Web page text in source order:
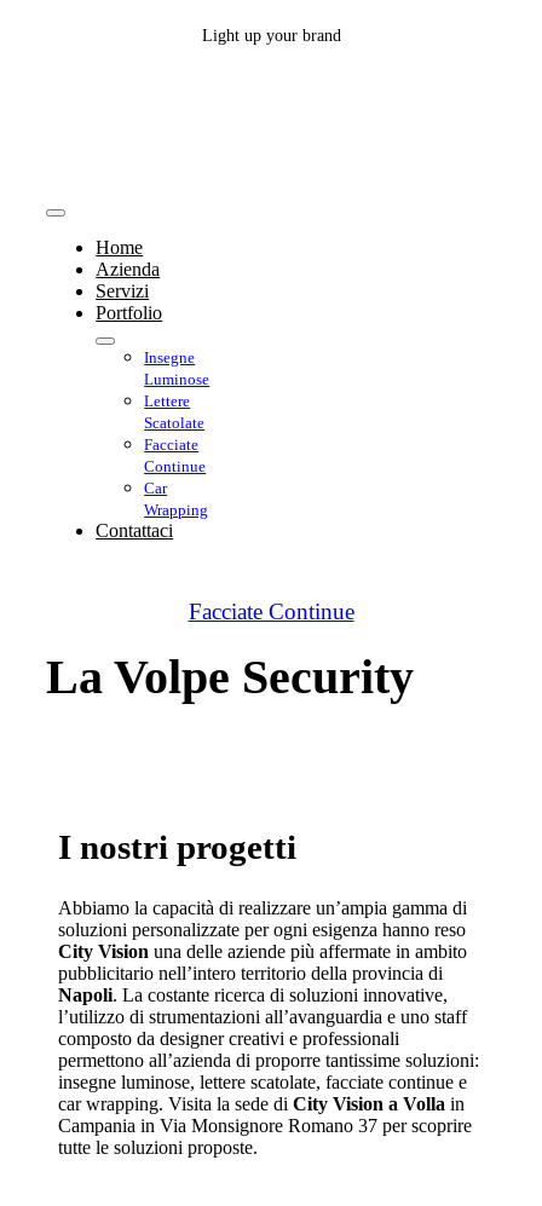
Light up your brand
Toggle
Navigation
Home
Azienda
Servizi
Portfolio
Insegne
Luminose
Lettere
Scatolate
Facciate
Continue
Car
Wrapping
Contattaci
Facciate Continue
La Volpe Security
I nostri progetti
Abbiamo la capacità di realizzare un’ampia gamma di
soluzioni personalizzate per ogni esigenza hanno reso
City Vision una delle aziende più affermate in ambito
pubblicitario nell’intero territorio della provincia di
Napoli. La costante ricerca di soluzioni innovative,
l’utilizzo di strumentazioni all’avanguardia e uno staff
composto da designer creativi e professionali
permettono all’azienda di proporre tantissime soluzioni:
insegne luminose, lettere scatolate, facciate continue e
car wrapping. Visita la sede di City Vision a Volla in
Campania in Via Monsignore Romano 37 per scoprire
tutte le soluzioni proposte.